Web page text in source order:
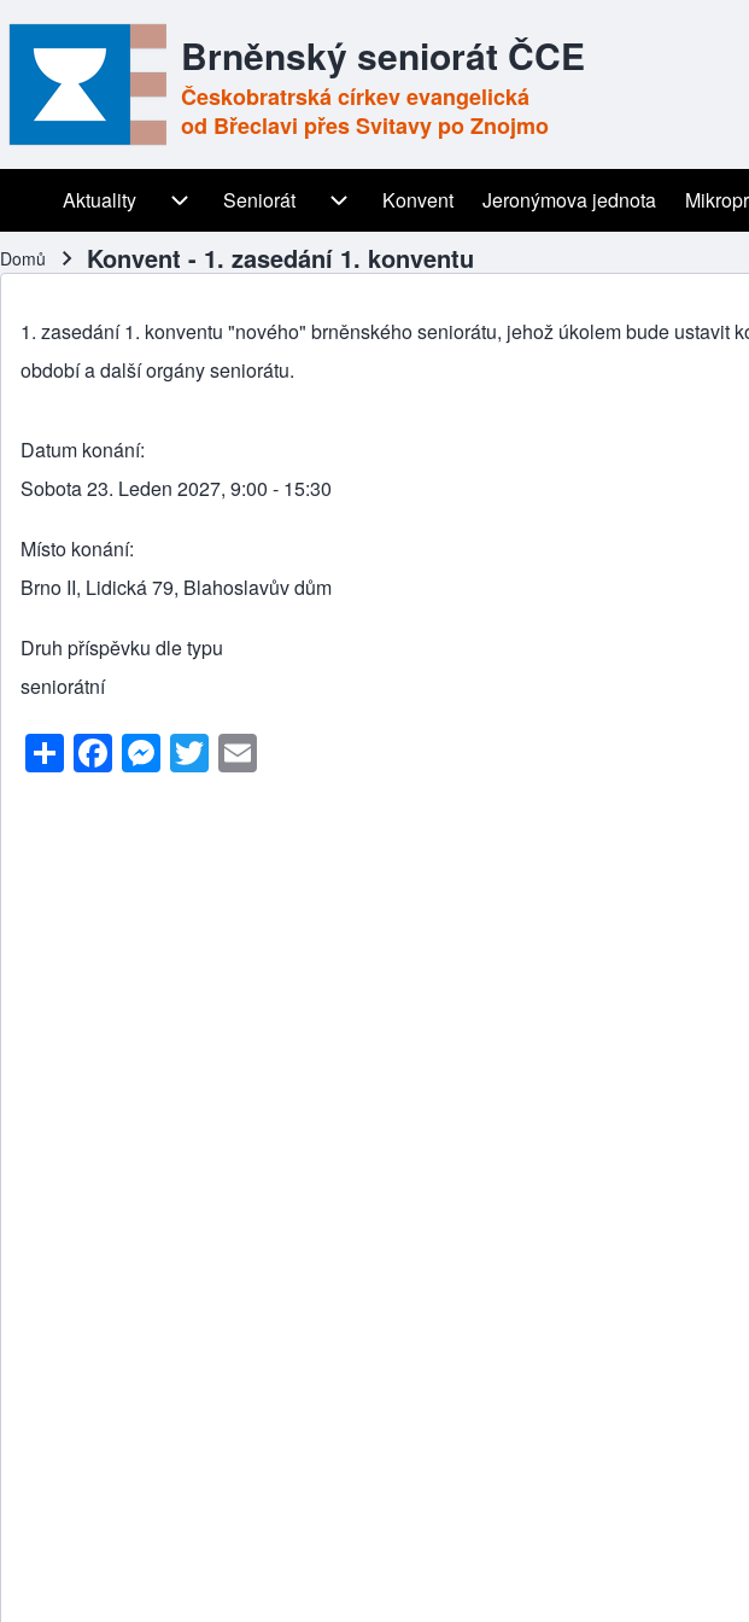
Brněnský seniorát ČCE
Českobratrská církev evangelická
od Břeclavi přes Svitavy po Znojmo
Main navigation
Aktuality
Aktuality sub-navigation
Seniorát
Seniorát sub-navigation
Konvent Jeronýmova jednota
Domů Konvent - 1. zasedání 1. konventu
1. zasedání 1. konventu "nového" brněnského seniorátu, jehož úkolem bude ustavit
období a další orgány seniorátu.
Datum konání
Sobota 23. Leden 2027, 9:00 - 15:30
Místo konání
Brno II, Lidická 79, Blahoslavův dům
Druh příspěvku dle typu
seniorátní
S
h
F
a
M
e
T
wi